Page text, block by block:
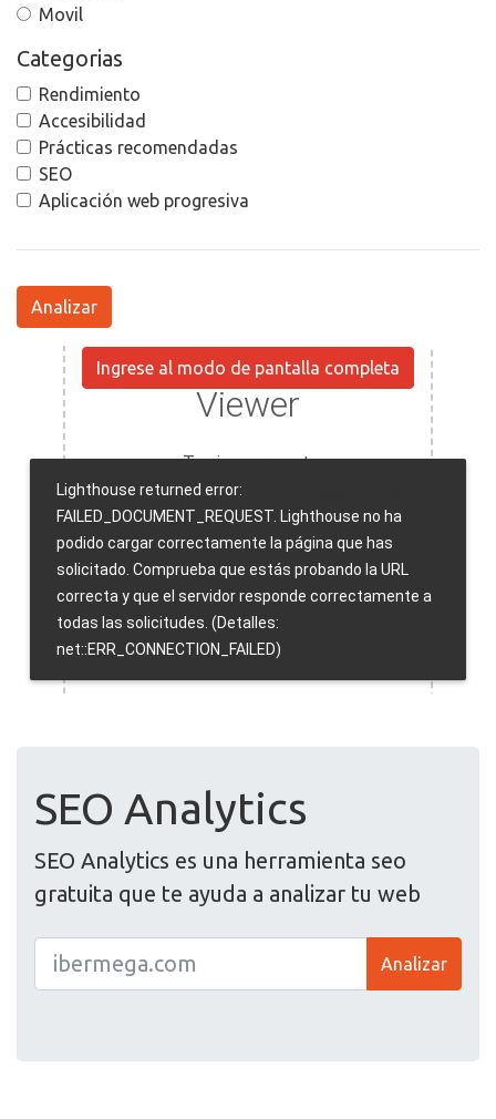
Movil
Categorias
Rendimiento
Accesibilidad
Prácticas recomendadas
SEO
Aplicación web progresiva
Analizar
Ingrese al modo de pantalla completa
SEO Analytics
SEO Analytics es una herramienta seo
gratuita que te ayuda a analizar tu web
Analizar